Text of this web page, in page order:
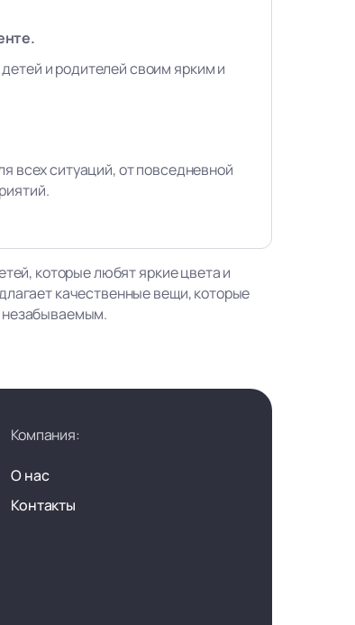
и родителей своим ярким и
всех ситуаций, от повседневной
которые любят яркие цвета и
качественные вещи, которые
Компания:
О нас
Контакты